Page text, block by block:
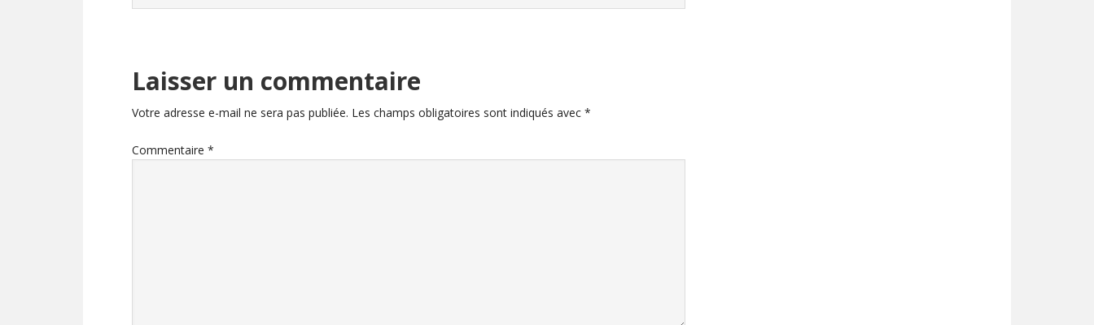
Laisser un commentaire
Votre adresse e-mail ne sera pas publiée. Les champs obligatoires sont indiqués avec *
Commentaire *